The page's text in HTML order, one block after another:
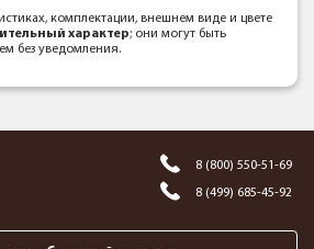
комплектации, внешнем виде и цвете
характер; они могут быть
без уведомления.
8 (800) 550-51-69
8 (499) 685-45-92